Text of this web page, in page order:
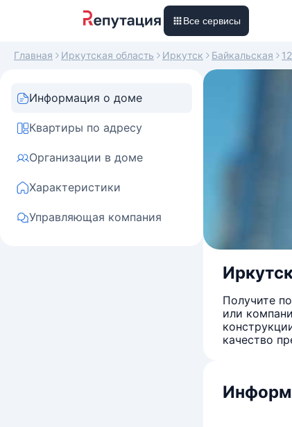
Все сервисы
Главная Иркутская область Иркутск Байкальская
Информация о доме
Квартиры по адресу
Организации в доме
Характеристики
Управляющая компания
Получите
или
качество